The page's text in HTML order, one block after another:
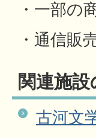
・一部の
・通信販
関連施
古河文